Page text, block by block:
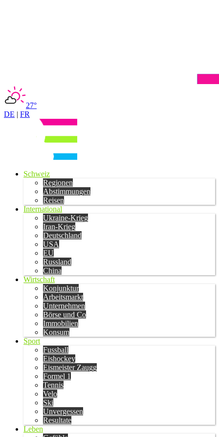
27°
DE | FR
Schweiz
Regionen
Abstimmungen
Reisen
International
Ukraine-Krieg
Iran-Krieg
Deutschland
USA
EU
Russland
China
Wirtschaft
Konjunktur
Arbeitsmarkt
Unternehmen
Börse und Co
Immobilien
Konsum
Sport
Fussball
Eishockey
Eismeister Zaugg
Formel 1
Tennis
Velo
Ski
Unvergessen
Resultate
Leben